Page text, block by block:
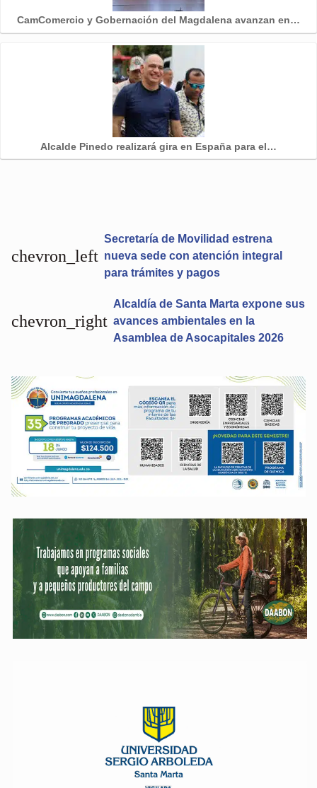
CamComercio y Gobernación del Magdalena avanzan en…
Alcalde Pinedo realizará gira en España para el…
chevron_left
Secretaría de Movilidad estrena
nueva sede con atención integral
para trámites y pagos
Alcaldía de Santa Marta expone sus
avances ambientales en la
Asamblea de Asocapitales 2026
chevron_right